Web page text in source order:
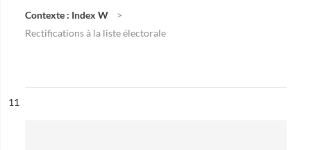
Contexte : Index W
Rectifications à la liste électorale
n°
11